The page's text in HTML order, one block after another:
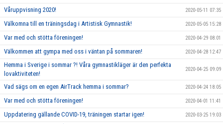
Våruppvisning 2020! 2020-05-11 07:35
Välkomna till en träningsdag i Artistisk Gymnastik! 2020-05-05 15:28
Var med och stötta föreningen! 2020-04-29 08:01
Välkommen att gympa med oss i väntan på sommaren! 2020-04-28 12:47
Hemma i Sverige i sommar ?! Våra gymnastikläger är den perfekta
lovaktiviteten!
2020-04-25 09:09
Vad sägs om en egen AirTrack hemma i sommar? 2020-04-24 18:05
Var med och stötta föreningen! 2020-04-01 11:41
Uppdatering gällande COVID-19, träningen startar igen! 2020-03-25 19:03